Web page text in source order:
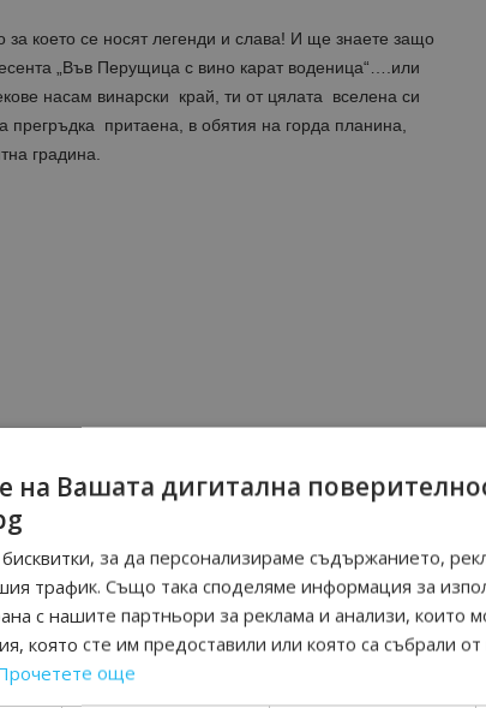
за което се носят легенди и слава! И ще знаете защо
„Във Перущица с вино карат воденица“….или
насам винарски край, ти от цялата вселена си
притаена, в обятия на горда планина,
градина.
интересни археологически и природни
има немалко уютни места за незабравими
за хранене, разположени в града и в близост до
В тях може да отдъхнете, да се насладите на
да опитате от местните специалитети и вина с които
А близостта до голям областен център Пловдив и
да ни посетите.
атрактивните и впечатляващи туристически обекти и
на Вашата дигитална
за да персонализираме съдържанието,
трафик. Също така споделяме информация за
с нашите партньори за реклама и анализи, които
която сте им предоставили или която са събрали
още